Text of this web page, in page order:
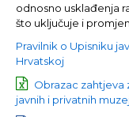
odnosno usklađenja
što uključuje i
Pravilnik o Upisniku
Hrvatskoj
Obrazac zahtjeva
javnih i privatnih